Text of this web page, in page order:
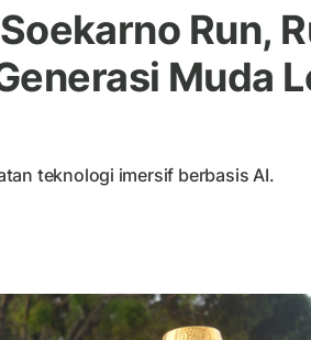
Run,
Muda
teknologi imersif berbasis AI.